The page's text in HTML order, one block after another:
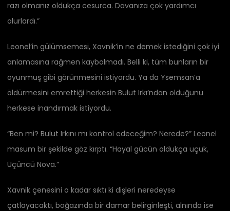
razı olmanız oldukça cesurca. Davanıza çok yardımcı
olurlardı.”
Leonel’in gülümsemesi, Xavnik’in ne demek istediğini çok iyi
anlamasına rağmen kaybolmadı. Belli ki, tüm bunların bir
oyunmuş gibi görünmesini istiyordu. Ya da Ysemsan’a
öldürmesini emrettiği herkesin Bulut Irkı’ndan olduğunu
herkese inandırmak istiyordu.
“Ben mi? Bulut Irkını mı kontrol edeceğim? Nerede?” Leonel
masum bir şekilde göz kırptı. “Hayal gücün oldukça uçuk,
Üçüncü Nova.”
Xavnik çenesini o kadar sıktı ki dişleri neredeyse
çatlayacaktı, boğazında bir damar belirginleşti, alnında ise